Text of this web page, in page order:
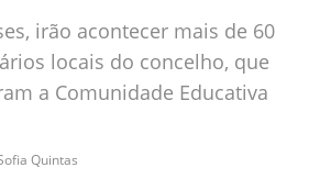
irão acontecer mais de 60
locais do concelho, que
a Comunidade Educativa
Quintas